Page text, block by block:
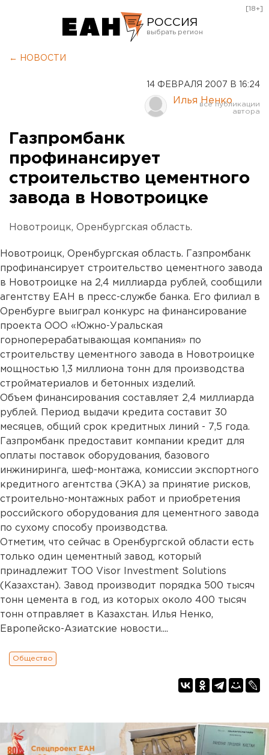
РОССИЯ
Курган
Оренбург
[18+]
← НОВОСТИ
14 ФЕВРАЛЯ 2007 В 16:24
Илья Ненко
Газпромбанк
профинансирует
строительство цементного
завода в Новотроицке
Новотроицк, Оренбургская область.
Новотроицк, Оренбургская область. Газпромбанк
профинансирует строительство цементного завода
в Новотроицке на 2,4 миллиарда рублей, сообщили
агентству ЕАН в пресс-службе банка. Его филиал в
Оренбурге выиграл конкурс на финансирование
проекта ООО «Южно-Уральская
горноперерабатывающая компания» по
строительству цементного завода в Новотроицке
мощностью 1,3 миллиона тонн для производства
стройматериалов и бетонных изделий.
Объем финансирования составляет 2,4 миллиарда
рублей. Период выдачи кредита составит 30
месяцев, общий срок кредитных линий - 7,5 года.
Газпромбанк предоставит компании кредит для
оплаты поставок оборудования, базового
инжиниринга, шеф-монтажа, комиссии экспортного
кредитного агентства (ЭКА) за принятие рисков,
строительно-монтажных работ и приобретения
российского оборудования для цементного завода
по сухому способу производства.
Отметим, что сейчас в Оренбургской области есть
только один цементный завод, который
принадлежит ТОО Visor Investment Solutions
(Казахстан). Завод производит порядка 500 тысяч
тонн цемента в год, из которых около 400 тысяч
тонн отправляет в Казахстан. Илья Ненко,
Европейско-Азиатские новости....
Общество